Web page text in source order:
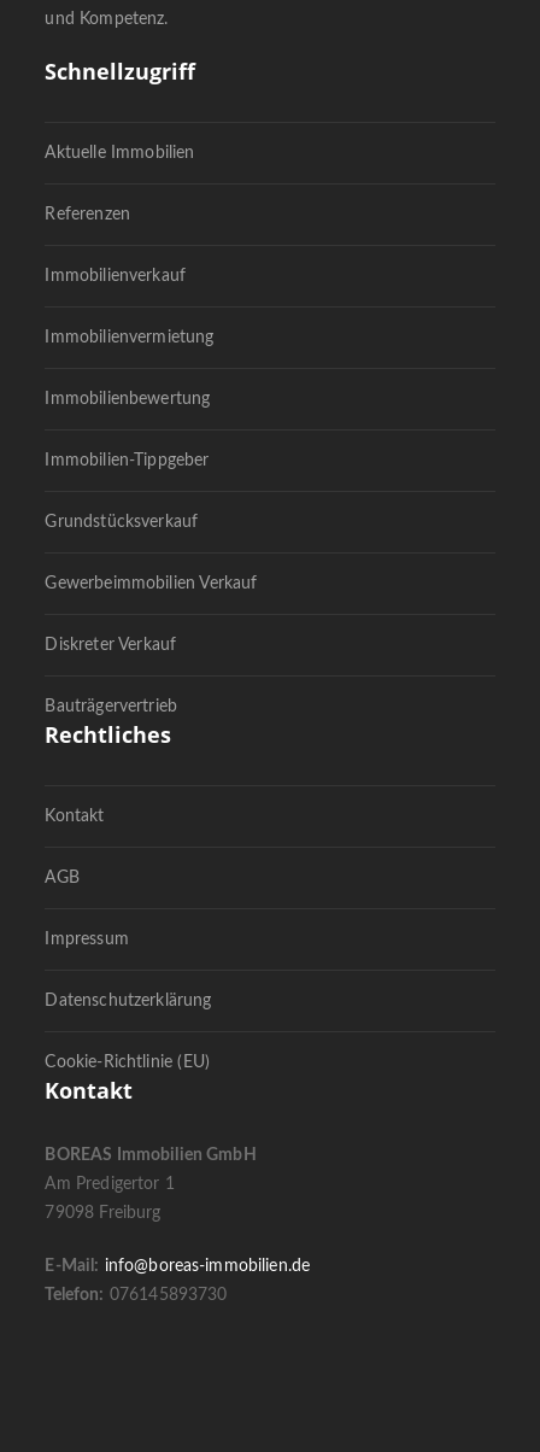
und Kompetenz.
Schnellzugriff
Aktuelle Immobilien
Referenzen
Immobilienverkauf
Immobilienvermietung
Immobilienbewertung
Immobilien-Tippgeber
Grundstücksverkauf
Gewerbeimmobilien Verkauf
Diskreter Verkauf
Bauträgervertrieb
Rechtliches
Kontakt
AGB
Impressum
Datenschutzerklärung
Cookie-Richtlinie (EU)
Kontakt
BOREAS Immobilien GmbH
Am Predigertor 1
79098 Freiburg
E-Mail: info@boreas-immobilien.de
Telefon: 076145893730